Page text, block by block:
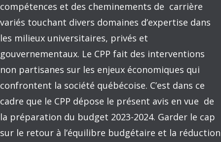
compétences et des cheminements de carrière
variés touchant divers domaines d’expertise dans
les milieux universitaires, privés et
gouvernementaux. Le CPP fait des interventions
non partisanes sur les enjeux économiques qui
confrontent la société québécoise. C’est dans ce
cadre que le CPP dépose le présent avis en vue de
la préparation du budget 2023-2024. Garder le cap
sur le retour à l’équilibre budgétaire et la réduction